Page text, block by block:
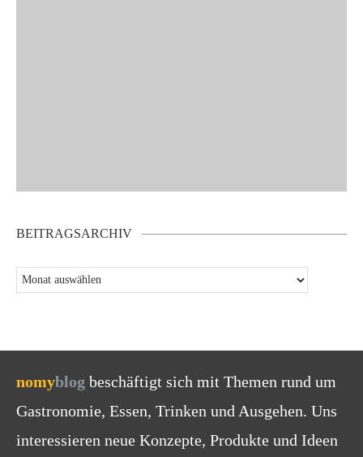
BEITRAGSARCHIV
nomyblog beschäftigt sich mit Themen rund um
Gastronomie, Essen, Trinken und Ausgehen. Uns
interessieren neue Konzepte, Produkte und Ideen